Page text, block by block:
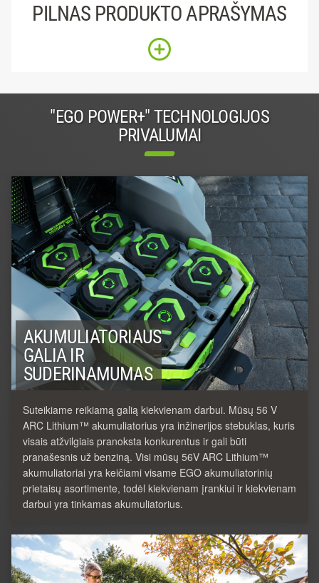
PILNAS PRODUKTO APRAŠYMAS
"EGO POWER+" TECHNOLOGIJOS
PRIVALUMAI
AKUMULIATORIAUS
GALIA IR
SUDERINAMUMAS
Suteikiame reikiamą galią kiekvienam darbui. Mūsų 56 V
ARC Lithium™ akumuliatorius yra inžinerijos stebuklas, kuris
visais atžvilgiais pranoksta konkurentus ir gali būti
pranašesnis už benziną. Visi mūsų 56V ARC Lithium™
akumuliatoriai yra keičiami visame EGO akumuliatorinių
prietaisų asortimente, todėl kiekvienam įrankiui ir kiekvienam
darbui yra tinkamas akumuliatorius.